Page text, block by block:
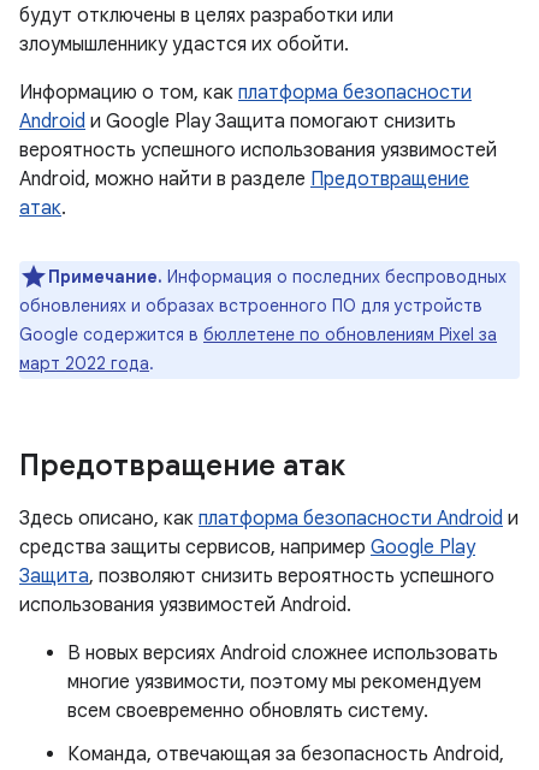
будут отключены в целях разработки или
злоумышленнику удастся их обойти.
Информацию о том, как платформа безопасности
Android и Google Play Защита помогают снизить
вероятность успешного использования уязвимостей
Android, можно найти в разделе Предотвращение
атак.
Примечание. Информация о последних беспроводных
обновлениях и образах встроенного ПО для устройств
Google содержится в бюллетене по обновлениям Pixel за
март 2022 года.
Предотвращение атак
Здесь описано, как платформа безопасности Android и
средства защиты сервисов, например Google Play
Защита, позволяют снизить вероятность успешного
использования уязвимостей Android.
В новых версиях Android сложнее использовать
многие уязвимости, поэтому мы рекомендуем
всем своевременно обновлять систему.
Команда, отвечающая за безопасность Android,